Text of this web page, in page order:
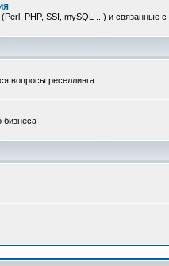
PHP, SSI, mySQL ...) и связанные
вопросы реселлинга.
бизнеса